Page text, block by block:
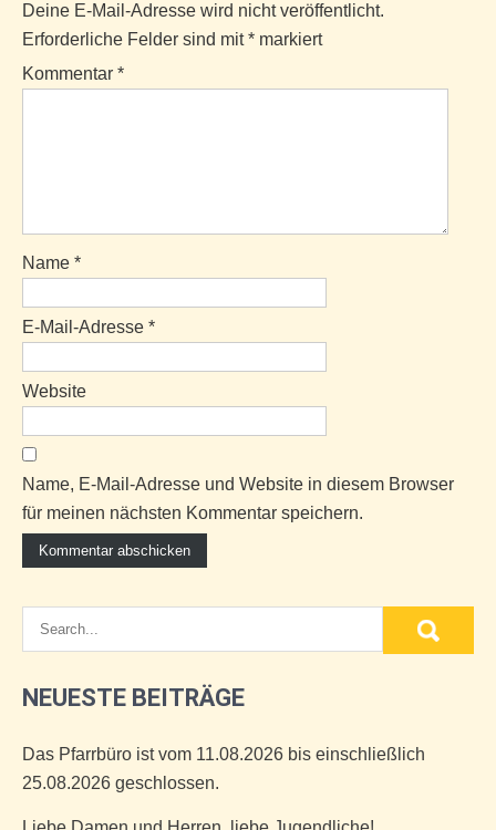
Deine E-Mail-Adresse wird nicht veröffentlicht.
Erforderliche Felder sind mit* markiert
Kommentar *
Name *
E-Mail-Adresse *
Website
Name, E-Mail-Adresse und Website in diesem Browser
für meinen nächsten Kommentar speichern.
NEUESTE BEITRÄGE
Das Pfarrbüro ist vom 11.08.2026 bis einschließlich
25.08.2026 geschlossen.